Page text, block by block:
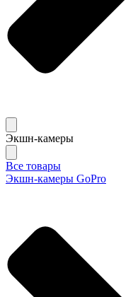
Экшн-камеры
Все товары
Экшн-камеры GoPro